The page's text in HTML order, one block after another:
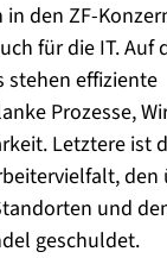
den ZF-
für die IT. Auf
stehen effiziente
Prozesse,
Letztere ist
den
und
geschuldet.